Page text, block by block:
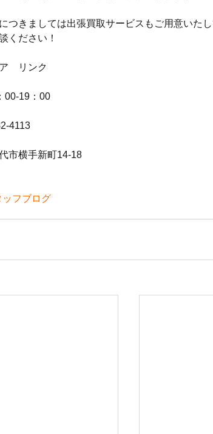
つきましては出張買取サービスもご用意いたし
ください！
　リンク
00-19：00
4113
市横手新町14-18
ッフブログ